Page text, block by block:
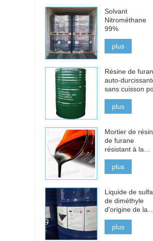
Solvant
Nitrométhane
99%
plus
Résine de
auto-
sans cuisson
la fonte, l'acier et
les métaux non
ferreux
plus
Mortier de
de furane
résistant à la
corrosion pour
briques acides
plus
Liquide de
de diméthyle
d'origine de la
Chine à vendre
plus